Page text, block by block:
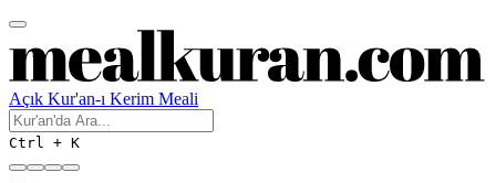
Açık Kur'an-ı Kerim Meali
Ctrl + K